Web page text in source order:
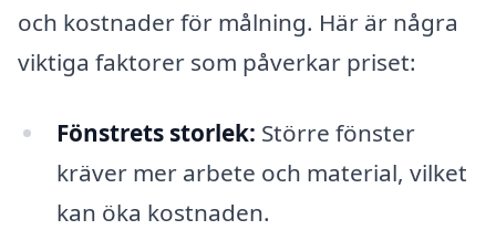
och kostnader för målning. Här är några
viktiga faktorer som påverkar priset:
Fönstrets storlek: Större fönster
kräver mer arbete och material, vilket
kan öka kostnaden.